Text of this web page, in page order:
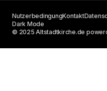
© 2025 Altstadtkirche.de
NutzerbedingungKontakt
Dark Mode